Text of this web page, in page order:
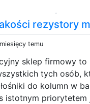
rezystory
temu
sklep firmowy
tych osób,
do kolumn w
istotnym priorytetem